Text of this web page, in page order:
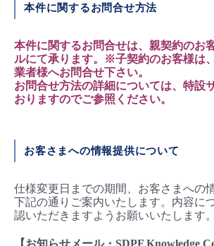
本件に関するお問合せ方法
本件に関するお問合せは、親契約のお
ルにて承ります。※子契約のお客様は
業者様へお問合せ下さい。
お問合せ方法の詳細については、特設
おりますのでご参照ください。
お客さまへの情報提供について
仕様変更日までの期間、お客さまへの
下記の通りご案内いたします。内容に
認いただきますようお願いいたします。